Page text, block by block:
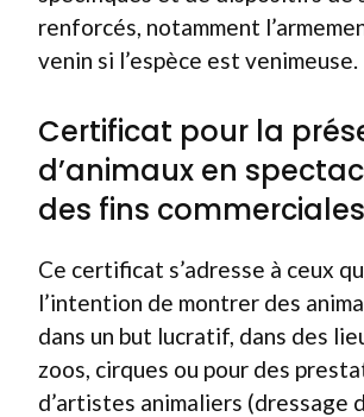
renforcés, notamment
venin si l’espèce est venimeuse.
Certificat pour la
d’animaux en
des fins commerciales
Ce certificat s’adresse à ceux
l’intention de montrer des
dans un but lucratif, dans des
zoos, cirques ou pour des
d’artistes animaliers (dressage